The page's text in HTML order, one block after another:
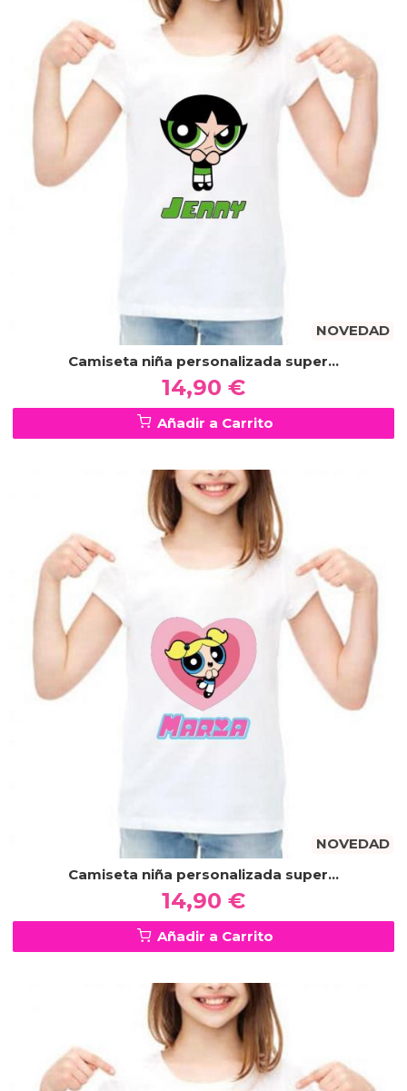
NOVEDAD
Camiseta niña personalizada super...
14,90 €
Añadir a Carrito
NOVEDAD
Camiseta niña personalizada super...
14,90 €
Añadir a Carrito